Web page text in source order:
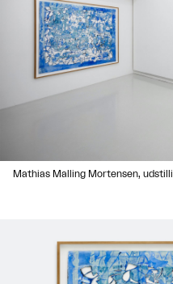
Mathias Malling Mortensen,